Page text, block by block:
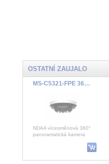
OSTATNÍ ZAUJALO
MS-C5321-FPE 360° kamera 4x 5MP/25fps AI
NDAA vícesměnová 360°
panoramatická kamera
rozlišení jedné kamery 2